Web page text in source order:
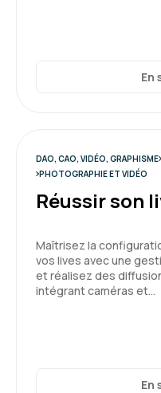
En
DAO, CAO, VIDÉO, GRAPHISME
PHOTOGRAPHIE ET VIDÉO
Réussir son
Maîtrisez la
vos lives avec une
et réalisez des
intégrant caméras et…
En